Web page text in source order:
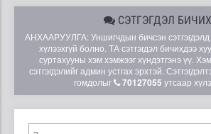
СЭТГЭГДЭЛ
АНХААРУУЛГА: Уншигчдын бичсэн сэтгэгдэлд
хүлээхгүй болно. ТА сэтгэгдэл бичихдээ
суртахууны хэм хэмжээг хүндэтгэнэ үү.
сэтгэгдэлийг админ устгах эрхтэй.
гомдолыг
70127055 утсаар